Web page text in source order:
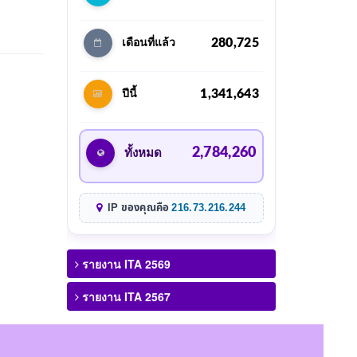
เดือนที่แล้ว 280,725
ปีนี้ 1,341,643
ทั้งหมด 2,784,260
IP ของคุณคือ216.73.216.244
รายงาน ITA 2569
รายงาน ITA 2567